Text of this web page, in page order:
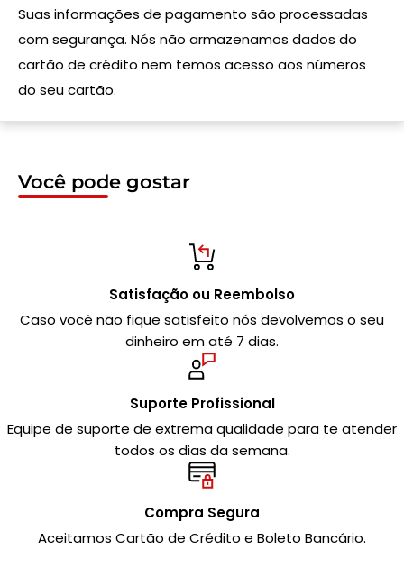
Suas informações de pagamento são processadas
com segurança. Nós não armazenamos dados do
cartão de crédito nem temos acesso aos números
do seu cartão.
Você pode gostar
Satisfação ou Reembolso
Caso você não fique satisfeito nós devolvemos o seu
dinheiro em até 7 dias.
Suporte Profissional
Equipe de suporte de extrema qualidade para te atender
todos os dias da semana.
Compra Segura
Aceitamos Cartão de Crédito e Boleto Bancário.